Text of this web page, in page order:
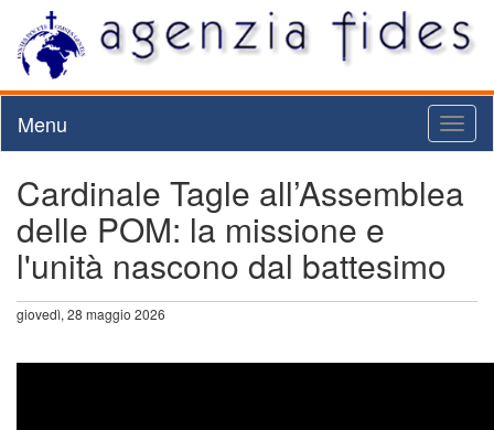
Menu
Cardinale Tagle all’Assemblea
delle POM: la missione e
l'unità nascono dal battesimo
giovedì, 28 maggio 2026